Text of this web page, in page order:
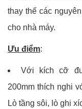
thay thế các
cho nhà máy.
Ưu điểm:
Với kích cỡ
200mm thích nghi
Lò tầng sôi, lò ghi